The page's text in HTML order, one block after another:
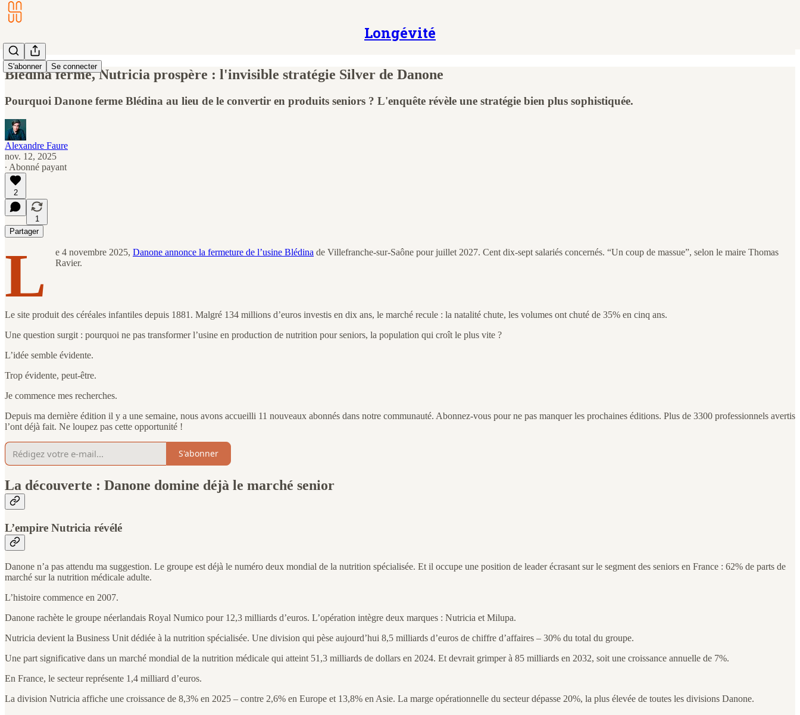
Longévité
S'abonner Se connecter
Blédina ferme, Nutricia prospère : l'invisible stratégie Silver de Danone
Pourquoi Danone ferme Blédina au lieu de le convertir en produits seniors ? L'enquête révèle une stratégie bien plus sophistiquée.
Alexandre Faure
nov. 12, 2025
∙ Abonné payant
2
1
Partager
L e 4 novembre 2025, Danone annonce la fermeture de l’usine Blédina de Villefranche-sur-Saône pour juillet 2027. Cent dix-sept salariés concernés. “Un coup de massue”, selon le maire Thomas
Ravier.
Le site produit des céréales infantiles depuis 1881. Malgré 134 millions d’euros investis en dix ans, le marché recule : la natalité chute, les volumes ont chuté de 35% en cinq ans.
Une question surgit : pourquoi ne pas transformer l’usine en production de nutrition pour seniors, la population qui croît le plus vite ?
L’idée semble évidente.
Trop évidente, peut-être.
Je commence mes recherches.
Depuis ma dernière édition il y a une semaine, nous avons accueilli 11 nouveaux abonnés dans notre communauté. Abonnez-vous pour ne pas manquer les prochaines éditions. Plus de 3300 professionnels avertis
l’ont déjà fait. Ne loupez pas cette opportunité !
S'abonner
La découverte : Danone domine déjà le marché senior
L’empire Nutricia révélé
Danone n’a pas attendu ma suggestion. Le groupe est déjà le numéro deux mondial de la nutrition spécialisée. Et il occupe une position de leader écrasant sur le segment des seniors en France : 62% de parts de
marché sur la nutrition médicale adulte.
L’histoire commence en 2007.
Danone rachète le groupe néerlandais Royal Numico pour 12,3 milliards d’euros. L’opération intègre deux marques : Nutricia et Milupa.
Nutricia devient la Business Unit dédiée à la nutrition spécialisée. Une division qui pèse aujourd’hui 8,5 milliards d’euros de chiffre d’affaires – 30% du total du groupe.
Une part significative dans un marché mondial de la nutrition médicale qui atteint 51,3 milliards de dollars en 2024. Et devrait grimper à 85 milliards en 2032, soit une croissance annuelle de 7%.
En France, le secteur représente 1,4 milliard d’euros.
La division Nutricia affiche une croissance de 8,3% en 2025 – contre 2,6% en Europe et 13,8% en Asie. La marge opérationnelle du secteur dépasse 20%, la plus élevée de toutes les divisions Danone.